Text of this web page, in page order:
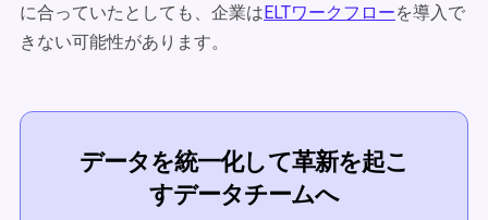
に合っていたとしても、企業はELTワークフローを導入で
きない可能性があります。
データを統一化して革新を起こ
すデータチームへ